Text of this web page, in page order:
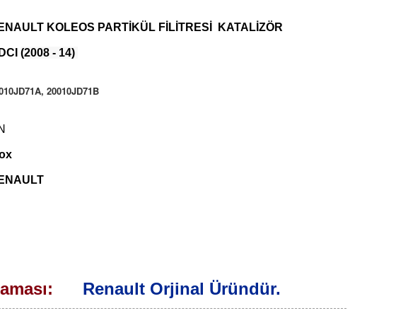
KOLEOS PARTİKÜL FİLİTRESİ KATALİZÖR
(2008 - 14)
20010JD71B
Renault Orjinal Üründür.